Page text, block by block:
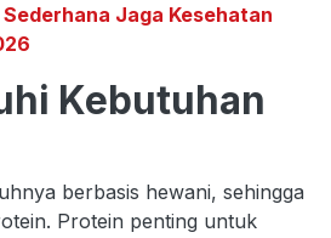
Sederhana Jaga Kesehatan
Kebutuhan
berbasis hewani, sehingga
Protein penting untuk